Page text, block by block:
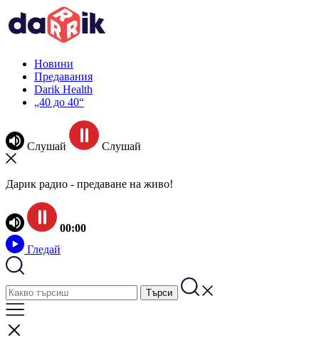
Новини
Предавания
Darik Health
„40 до 40“
Слушай Слушай
Дарик радио - предаване на живо!
00:00
Гледай